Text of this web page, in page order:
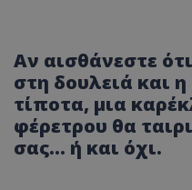
Αν αισθάνεστε
στη δουλειά και
τίποτα, μια
φέρετρου θα
σας… ή και όχι.